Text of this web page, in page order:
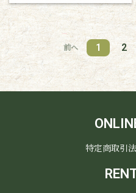
前へ 1 2
特定商取引